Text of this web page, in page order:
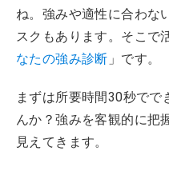
ね。強みや適性に合わな
スクもあります。そこで
なたの強み診断 」です。
まずは所要時間30秒で
んか？強みを客観的に把
見えてきます。